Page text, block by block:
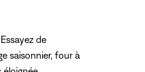
de
saisonnier, four à